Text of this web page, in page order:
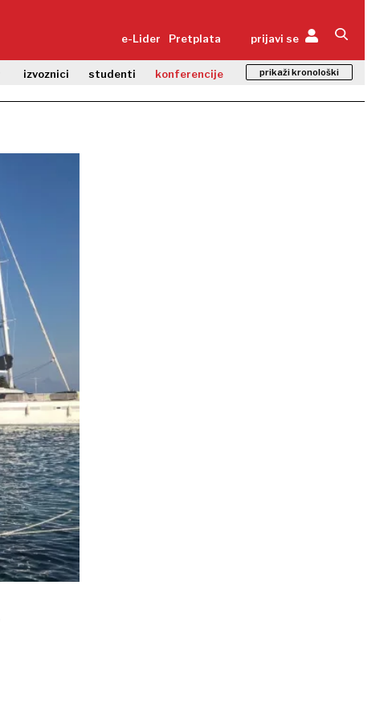
e-Lider Pretplata prijavi se
izvoznici studenti konferencije prikaži kronološki